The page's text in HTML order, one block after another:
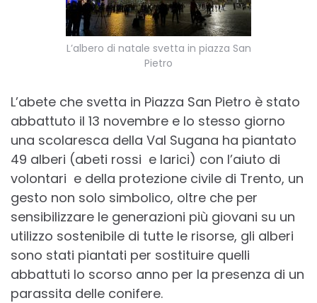
L’albero di natale svetta in piazza San
Pietro
L’abete che svetta in Piazza San Pietro è stato
abbattuto il 13 novembre e lo stesso giorno
una scolaresca della Val Sugana ha piantato
49 alberi (abeti rossi e larici) con l’aiuto di
volontari e della protezione civile di Trento, un
gesto non solo simbolico, oltre che per
sensibilizzare le generazioni più giovani su un
utilizzo sostenibile di tutte le risorse, gli alberi
sono stati piantati per sostituire quelli
abbattuti lo scorso anno per la presenza di un
parassita delle conifere.